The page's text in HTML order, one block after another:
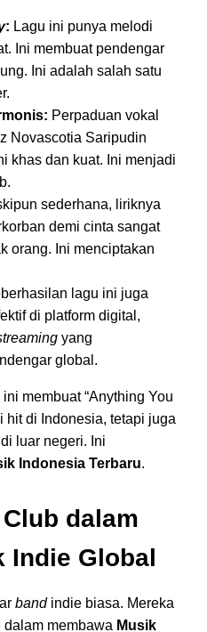
: Lagu ini punya melodi
Ini membuat pendengar
Ini adalah salah satu
Perpaduan vokal
Novascotia Saripudin
khas dan kuat. Ini menjadi
sederhana, liriknya
demi cinta sangat
orang. Ini menciptakan
lagu ini juga
di platform digital,
yang
global.
membuat “Anything You
hit di Indonesia, tetapi juga
luar negeri. Ini
Indonesia Terbaru.
dalam
Indie Global
bandindie biasa. Mereka
membawa Musik